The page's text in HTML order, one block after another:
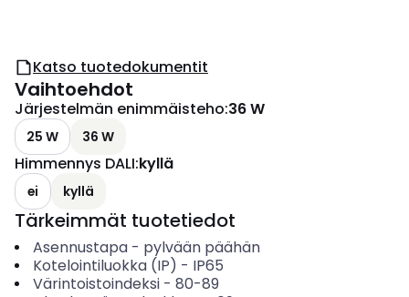
Katso tuotedokumentit
Vaihtoehdot
Järjestelmän enimmäisteho:36 W
25 W 36 W
Himmennys DALI:kyllä
ei kyllä
Tärkeimmät tuotetiedot
Asennustapa- pylvään päähän
Kotelointiluokka (IP) - IP65
Värintoistoindeksi- 80-89